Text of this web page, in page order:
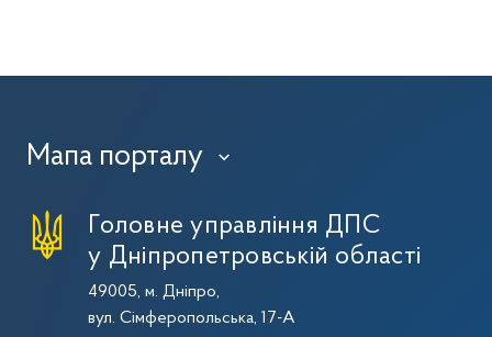
Мапа порталу ›
Головне управління ДПС
у Дніпропетровській області
49005, м. Дніпро,
вул. Сімферопольська, 17-А